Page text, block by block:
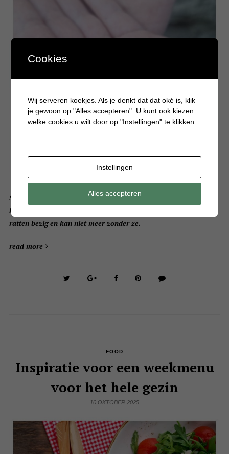
Sinds een paar maanden hebben we er twee nieuwe huisdieren
bij: tamme ratjes. De jongste van 9 jaar is de hele dag met zijn
ratten bezig en kan niet meer zonder ze.
read more
FOOD
Inspiratie voor een weekmenu
voor het hele gezin
10 OKTOBER 2025
Cookies
Wij serveren koekjes. Als je denkt dat dat oké is, klik
je gewoon op "Alles accepteren". U kunt ook kiezen
welke cookies u wilt door op "Instellingen" te klikken.
Instellingen
Alles accepteren